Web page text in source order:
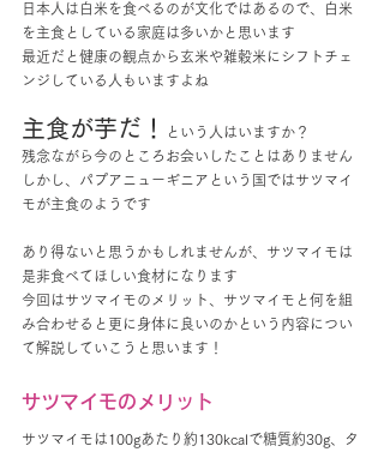
日本人は白米を食べるのが文化ではあるので、白米
を主食としている家庭は多いかと思います
最近だと健康の観点から玄米や雑穀米にシフトチェ
ンジしている人もいますよね
主食が芋だ！
という人はいますか？
残念ながら今のところお会いしたことはありません
しかし、パプアニューギニアという国ではサツマイ
モが主食のようです
あり得ないと思うかもしれませんが、サツマイモは
是非食べてほしい食材になります
今回はサツマイモのメリット、サツマイモと何を組
み合わせると更に身体に良いのかという内容につい
て解説していこうと思います！
サツマイモのメリット
サツマイモは100gあたり約130kcalで糖質約30g、タ